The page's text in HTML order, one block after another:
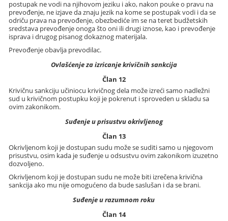
postupak ne vodi na njihovom jeziku i ako, nakon pouke o pravu na
prevođenje, ne izjave da znaju jezik na kome se postupak vodi i da se
odriču prava na prevođenje, obezbediće im se na teret budžetskih
sredstava prevođenje onoga što oni ili drugi iznose, kao i prevođenje
isprava i drugog pisanog dokaznog materijala.
Prevođenje obavlja prevodilac.
Ovlašćenje za izricanje krivičnih sankcija
Član 12
Krivičnu sankciju učiniocu krivičnog dela može izreći samo nadležni
sud u krivičnom postupku koji je pokrenut i sproveden u skladu sa
ovim zakonikom.
Suđenje u prisustvu okrivljenog
Član 13
Okrivljenom koji je dostupan sudu može se suditi samo u njegovom
prisustvu, osim kada je suđenje u odsustvu ovim zakonikom izuzetno
dozvoljeno.
Okrivljenom koji je dostupan sudu ne može biti izrečena krivična
sankcija ako mu nije omogućeno da bude saslušan i da se brani.
Suđenje u razumnom roku
Član 14